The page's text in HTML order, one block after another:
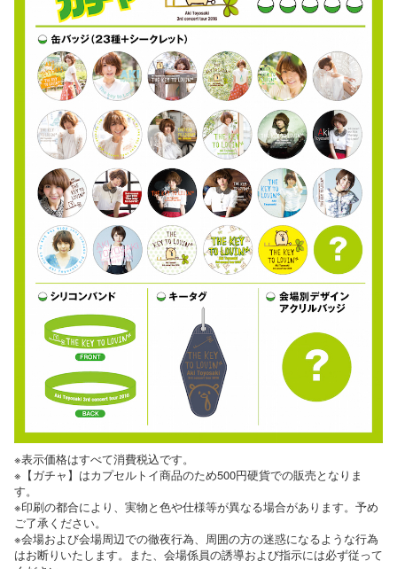
※表示価格はすべて消費税込です。
※【ガチャ】はカプセルトイ商品のため500円硬貨での販売となりま
す。
※印刷の都合により、実物と色や仕様等が異なる場合があります。予め
ご了承ください。
※会場および会場周辺での徹夜行為、周囲の方の迷惑になるような行為
はお断りいたします。また、会場係員の誘導および指示には必ず従って